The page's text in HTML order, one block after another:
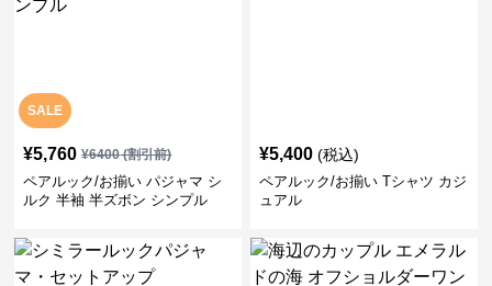
SALE
¥5,760 ¥6400(割引前)
ペアルック/お揃い パジャマ シ
ルク 半袖 半ズボン シンプル
¥5,400 (税込)
ペアルック/お揃い Tシャツ カジ
ュアル